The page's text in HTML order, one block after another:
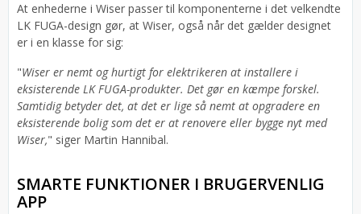
At enhederne i Wiser passer til komponenterne i det velkendte
LK FUGA-design gør, at Wiser, også når det gælder designet
er i en klasse for sig:
"Wiser er nemt og hurtigt for elektrikeren at installere i
eksisterende LK FUGA-produkter. Det gør en kæmpe forskel.
Samtidig betyder det, at det er lige så nemt at opgradere en
eksisterende bolig som det er at renovere eller bygge nyt med
Wiser," siger Martin Hannibal.
SMARTE FUNKTIONER I BRUGERVENLIG
APP